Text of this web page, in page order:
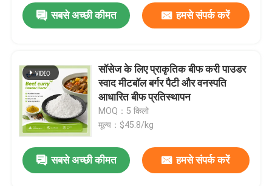
सबसे अच्छी कीमत हमसे संपर्क करें
सॉसेज के लिए प्राकृतिक बीफ करी पाउडर
स्वाद मीटबॉल बर्गर पैटी और वनस्पति
आधारित बीफ प्रतिस्थापन
MOQ：5 किलो
मूल्य：$45.8/kg
सबसे अच्छी कीमत हमसे संपर्क करें